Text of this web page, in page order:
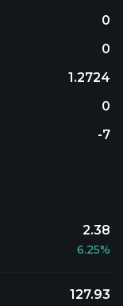
0
0
1.2724
0
-7
2.38
6.25%
127.93